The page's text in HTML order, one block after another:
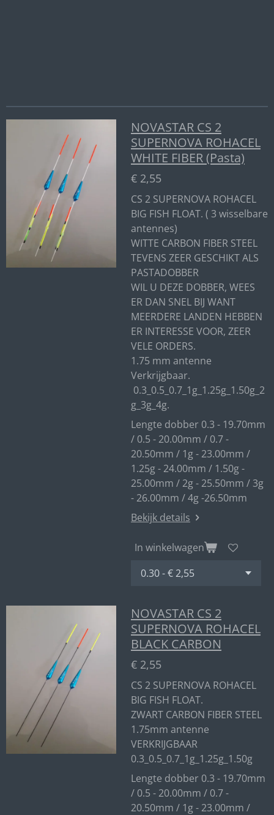
NOVASTAR CS 2
SUPERNOVA ROHACEL
WHITE FIBER (Pasta)
€ 2,55
CS 2 SUPERNOVA ROHACEL
BIG FISH FLOAT. ( 3 wisselbare
antennes)
WITTE CARBON FIBER STEEL
TEVENS ZEER GESCHIKT ALS
PASTADOBBER
WIL U DEZE DOBBER, WEES
ER DAN SNEL BIJ WANT
MEERDERE LANDEN HEBBEN
ER INTERESSE VOOR, ZEER
VELE ORDERS.
1.75 mm antenne
Verkrijgbaar.
0.3_0.5_0.7_1g_1.25g_1.50g_2
g_3g_4g.
Lengte dobber 0.3 - 19.70mm
/ 0.5 - 20.00mm / 0.7 -
20.50mm / 1g - 23.00mm /
1.25g - 24.00mm / 1.50g -
25.00mm / 2g - 25.50mm / 3g
- 26.00mm / 4g -26.50mm
Bekijk details
In winkelwagen
NOVASTAR CS 2
SUPERNOVA ROHACEL
BLACK CARBON
€ 2,55
CS 2 SUPERNOVA ROHACEL
BIG FISH FLOAT.
ZWART CARBON FIBER STEEL
1.75mm antenne
VERKRIJGBAAR
0.3_0.5_0.7_1g_1.25g_1.50g
Lengte dobber 0.3 - 19.70mm
/ 0.5 - 20.00mm / 0.7 -
20.50mm / 1g - 23.00mm /